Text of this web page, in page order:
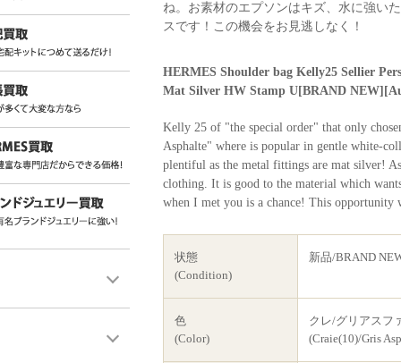
ね。お素材のエプソンはキズ、水に強い
スです！この機会をお見逃しなく！
HERMES Shoulder bag Kelly25 Sellier
Mat Silver HW Stamp U[BRAND
Kelly 25 of "the special order" that only
Asphalte" where is popular in gentle white-
plentiful as the metal fittings are mat silver!
clothing. It is good to the material which
when I met you is a chance! This opportunity
状態
(Condition)
新品/BRAND
色
(Color)
クレ/グリアスフ
(Craie(10)/Gris